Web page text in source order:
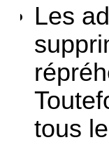
Les
tous